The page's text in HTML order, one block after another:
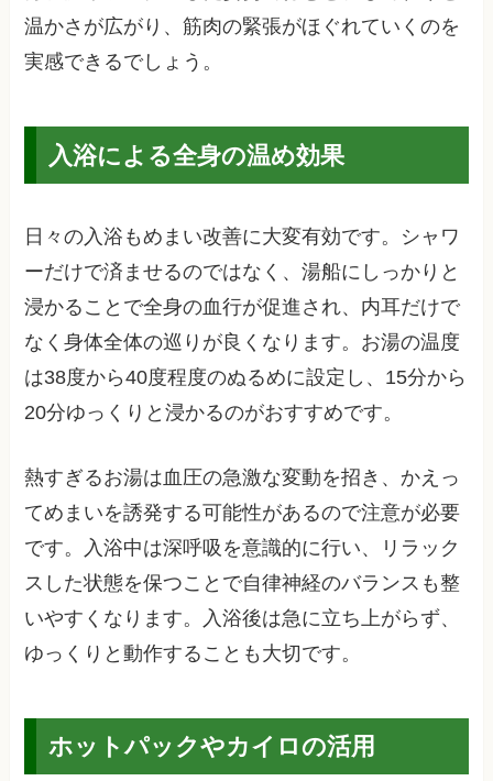
温かさが広がり、筋肉の緊張がほぐれていくのを
実感できるでしょう。
入浴による全身の温め効果
日々の入浴もめまい改善に大変有効です。シャワ
ーだけで済ませるのではなく、湯船にしっかりと
浸かることで全身の血行が促進され、内耳だけで
なく身体全体の巡りが良くなります。お湯の温度
は38度から40度程度のぬるめに設定し、15分から
20分ゆっくりと浸かるのがおすすめです。
熱すぎるお湯は血圧の急激な変動を招き、かえっ
てめまいを誘発する可能性があるので注意が必要
です。入浴中は深呼吸を意識的に行い、リラック
スした状態を保つことで自律神経のバランスも整
いやすくなります。入浴後は急に立ち上がらず、
ゆっくりと動作することも大切です。
ホットパックやカイロの活用